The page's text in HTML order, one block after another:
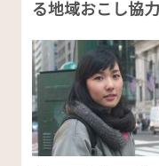
る地域おこし協